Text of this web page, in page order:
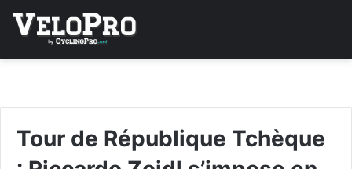
Tour de République Tchèque